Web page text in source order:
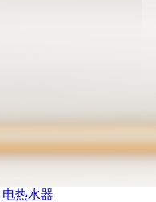
电热水器